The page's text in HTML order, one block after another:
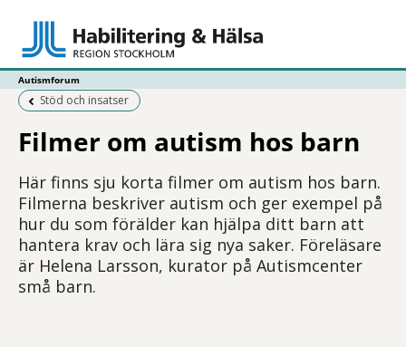
Autismforum
Föregående sida:
Stöd och insatser
Filmer om autism hos barn
Här finns sju korta filmer om autism hos barn.
Filmerna beskriver autism och ger exempel på
hur du som förälder kan hjälpa ditt barn att
hantera krav och lära sig nya saker. Föreläsare
är Helena Larsson, kurator på Autismcenter
små barn.